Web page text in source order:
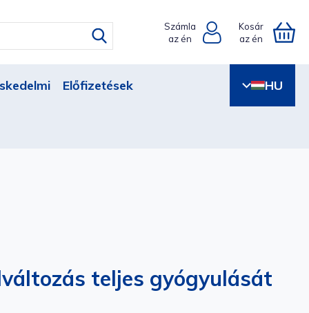
Számla
az én
HU
Kosár
az én
Előfizetések
teljes gyógyulását